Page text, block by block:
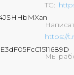
TG
https://
Мы